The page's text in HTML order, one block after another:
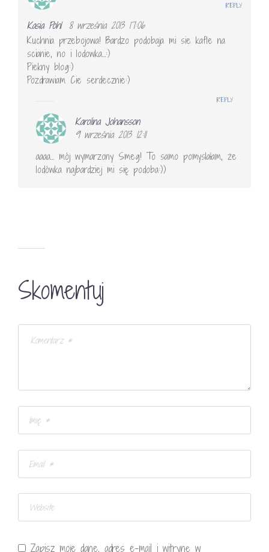
Kasia Pohl
8 września 2013 17:06
Kuchnia przebojowa! Bardzo podobaja mi sie kafle na
scianie, no i lodowka…:)
Piekny blog:)
Pozdrawiam Cie serdecznie:)
REPLY
Karolina Johansson
9 września 2013 12:11
aaaa… mój wymarzony Smeg! To samo pomyslałam, że
lodówka najbardziej mi się podoba:))
REPLY
Skomentuj
Zapisz moje dane, adres e-mail i witrynę w